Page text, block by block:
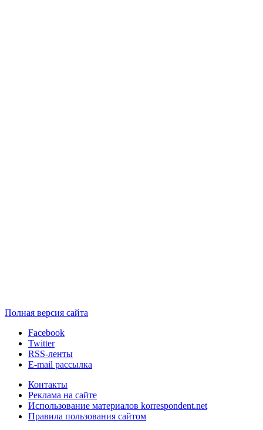
Полная версия сайта
Facebook
Twitter
RSS-ленты
E-mail рассылка
Контакты
Реклама на сайте
Использование материалов korrespondent.net
Правила пользования сайтом